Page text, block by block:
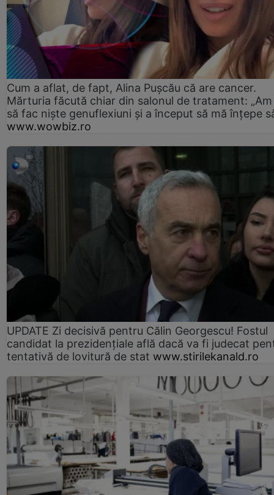
Cum a aflat, de fapt, Alina Pușcău că are cancer.
Mărturia făcută chiar din salonul de tratament:
să fac niște genuflexiuni și a început să mă înțepe
www.wowbiz.ro
UPDATE Zi decisivă pentru Călin Georgescu! Fostul
candidat la prezidențiale află dacă va fi judecat
tentativă de lovitură de stat www.stirilekanald.ro